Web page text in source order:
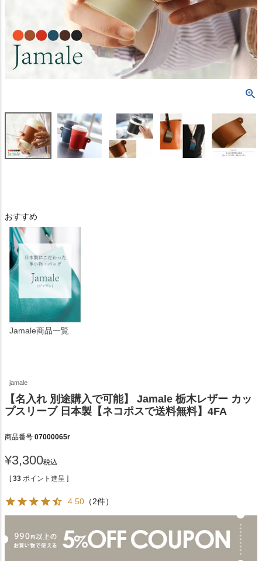
おすすめ
Jamale商品一覧
jamale
【名入れ 別途購入で可能】 Jamale 栃木レザー カッ
プスリーブ 日本製【ネコポスで送料無料】4FA
商品番号 07000065r
¥3,300税込
[ 33 ポイント進呈 ]
4.50 （2件）